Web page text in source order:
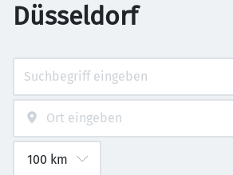
Düsseldorf